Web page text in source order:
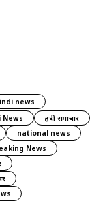
news
News
हिंदी समाचार
national news
News